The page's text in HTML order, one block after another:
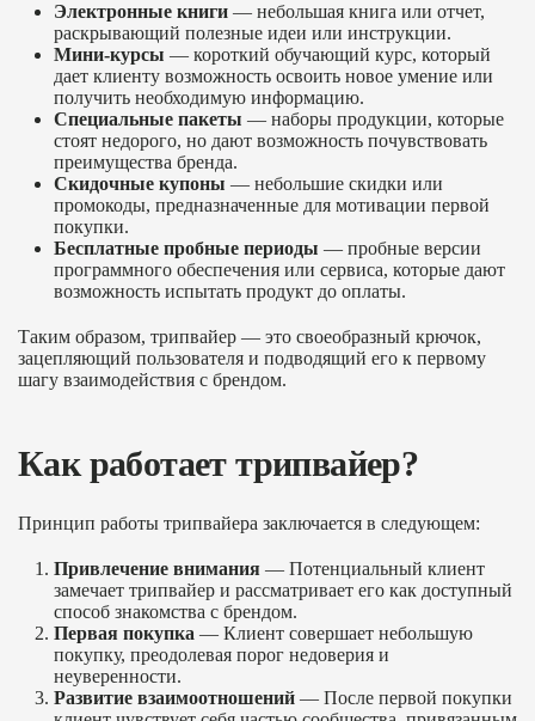
Электронные книги — небольшая книга или отчет,
раскрывающий полезные идеи или инструкции.
Мини-курсы — короткий обучающий курс, который
дает клиенту возможность освоить новое умение или
получить необходимую информацию.
Специальные пакеты — наборы продукции, которые
стоят недорого, но дают возможность почувствовать
преимущества бренда.
Скидочные купоны — небольшие скидки или
промокоды, предназначенные для мотивации первой
покупки.
Бесплатные пробные периоды — пробные версии
программного обеспечения или сервиса, которые дают
возможность испытать продукт до оплаты.
Таким образом, трипвайер — это своеобразный крючок,
зацепляющий пользователя и подводящий его к первому
шагу взаимодействия с брендом.
Как работает трипвайер?
Принцип работы трипвайера заключается в следующем:
Привлечение внимания — Потенциальный клиент
замечает трипвайер и рассматривает его как доступный
способ знакомства с брендом.
Первая покупка — Клиент совершает небольшую
покупку, преодолевая порог недоверия и
неуверенности.
Развитие взаимоотношений — После первой покупки